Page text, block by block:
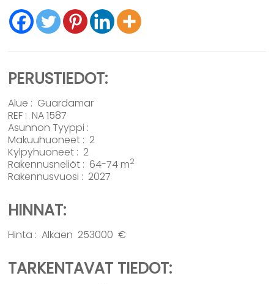
PERUSTIEDOT:
Alue : Guardamar
REF : NA 1587
Asunnon Tyyppi :
Makuuhuoneet : 2
Kylpyhuoneet : 2
Rakennusneliöt : 64-74 m2
Rakennusvuosi : 2027
HINNAT:
Hinta : Alkaen 253000 €
TARKENTAVAT TIEDOT: